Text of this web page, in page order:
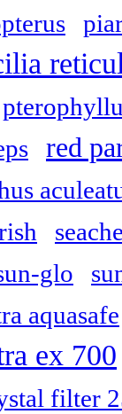
red
glo
aquasafe
ex 700
filter